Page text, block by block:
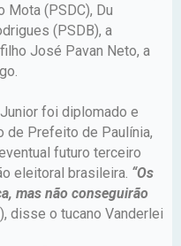
Mota (PSDC), Du
(PSDB), a
José Pavan Neto, a
foi diplomado e
de Prefeito de Paulínia,
futuro terceiro
eleitoral brasileira. “Os
mas não conseguirão
disse o tucano Vanderlei